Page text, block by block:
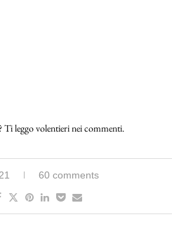
Ti leggo volentieri nei commenti.
60 comments